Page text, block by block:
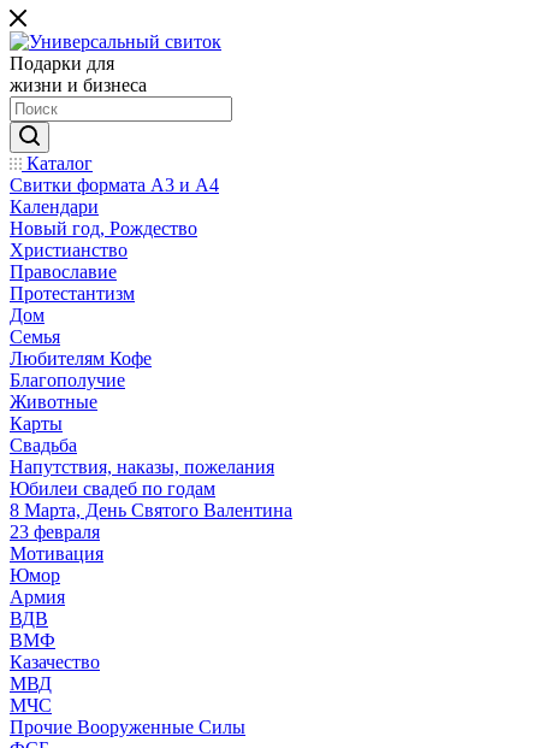
Подарки для
жизни и бизнеса
Каталог
Свитки формата А3 и А4
Календари
Новый год, Рождество
Христианство
Православие
Протестантизм
Дом
Семья
Любителям Кофе
Благополучие
Животные
Карты
Свадьба
Напутствия, наказы, пожелания
Юбилеи свадеб по годам
8 Марта, День Святого Валентина
23 февраля
Мотивация
Юмор
Армия
ВДВ
ВМФ
Казачество
МВД
МЧС
Прочие Вооруженные Силы